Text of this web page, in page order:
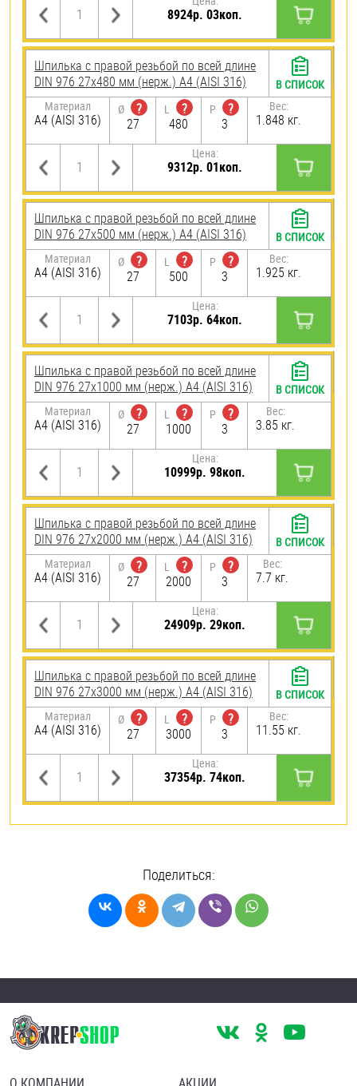
8924р. 03коп.
Шпилька с правой резьбой по всей длине
DIN 976 27х480 мм (нерж.) A4 (AISI 316)
Материал
A4 (AISI 316)
Ø
?
27
L
?
480
P
?
3
Вес:
1.848 кг.
Цена:
9312р. 01коп.
В СПИСОК
Шпилька с правой резьбой по всей длине
DIN 976 27х500 мм (нерж.) A4 (AISI 316)
Материал
A4 (AISI 316)
Ø
?
27
L
?
500
P
?
3
Вес:
1.925 кг.
Цена:
7103р. 64коп.
В СПИСОК
Шпилька с правой резьбой по всей длине
DIN 976 27х1000 мм (нерж.) A4 (AISI 316)
Материал
A4 (AISI 316)
Ø
?
27
L
?
1000
P
?
3
Вес:
3.85 кг.
Цена:
10999р. 98коп.
В СПИСОК
Шпилька с правой резьбой по всей длине
DIN 976 27х2000 мм (нерж.) A4 (AISI 316)
Материал
A4 (AISI 316)
Ø
?
27
L
?
2000
P
?
3
Вес:
7.7 кг.
Цена:
24909р. 29коп.
В СПИСОК
Шпилька с правой резьбой по всей длине
DIN 976 27х3000 мм (нерж.) A4 (AISI 316)
Материал
A4 (AISI 316)
Ø
?
27
L
?
3000
P
?
3
Вес:
11.55 кг.
Цена:
37354р. 74коп.
В СПИСОК
Поделиться: